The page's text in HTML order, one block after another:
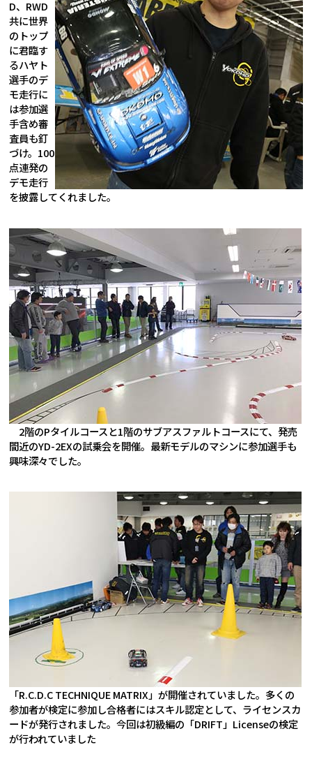
D、RWD
共に世界
のトップ
に君臨す
るハヤト
選手のデ
モ走行に
は参加選
手含め審
査員も釘
づけ。100
点連発の
デモ走行
を披露してくれました。
2階のPタイルコースと1階のサブアスファルトコースにて、発売
間近のYD-2EXの試乗会を開催。最新モデルのマシンに参加選手も
興味深々でした。
「R.C.D.C TECHNIQUE MATRIX」が開催されていました。多くの
参加者が検定に参加し合格者にはスキル認定として、ライセンスカ
ードが発行されました。今回は初級編の「DRIFT」Licenseの検定
が行われていました